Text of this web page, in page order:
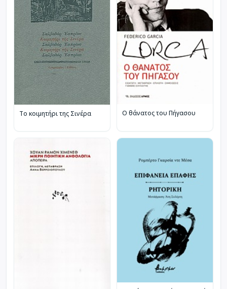
Το κοιμητήρι της Σινέρα Ο θάνατος του Πήγασου